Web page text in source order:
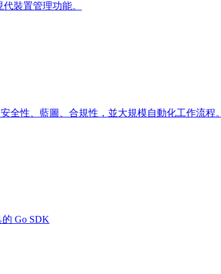
裝置管理功能。
全性、藍圖、合規性，並大規模自動化工作流程。
的 Go SDK